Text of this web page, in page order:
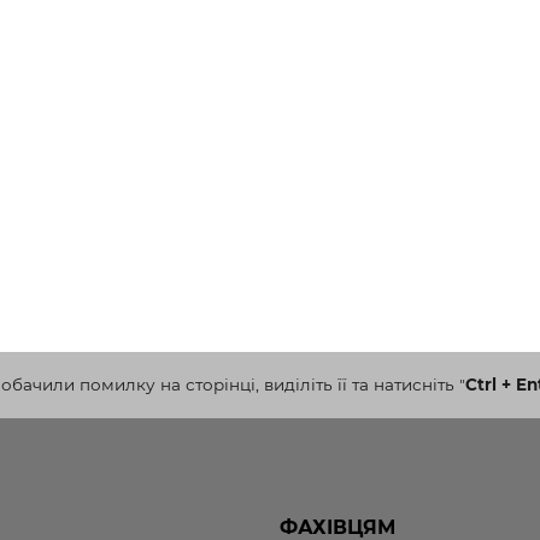
помилку на сторінці, виділіть її та натисніть "Ctrl +
ФАХІВЦЯМ